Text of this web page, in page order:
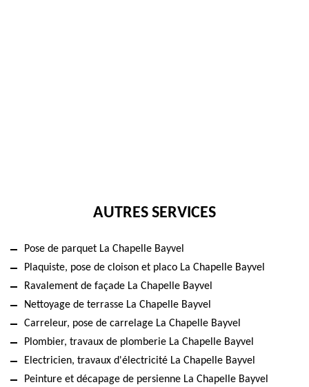
AUTRES SERVICES
Pose de parquet La Chapelle Bayvel
Plaquiste, pose de cloison et placo La Chapelle Bayvel
Ravalement de façade La Chapelle Bayvel
Nettoyage de terrasse La Chapelle Bayvel
Carreleur, pose de carrelage La Chapelle Bayvel
Plombier, travaux de plomberie La Chapelle Bayvel
Electricien, travaux d'électricité La Chapelle Bayvel
Peinture et décapage de persienne La Chapelle Bayvel